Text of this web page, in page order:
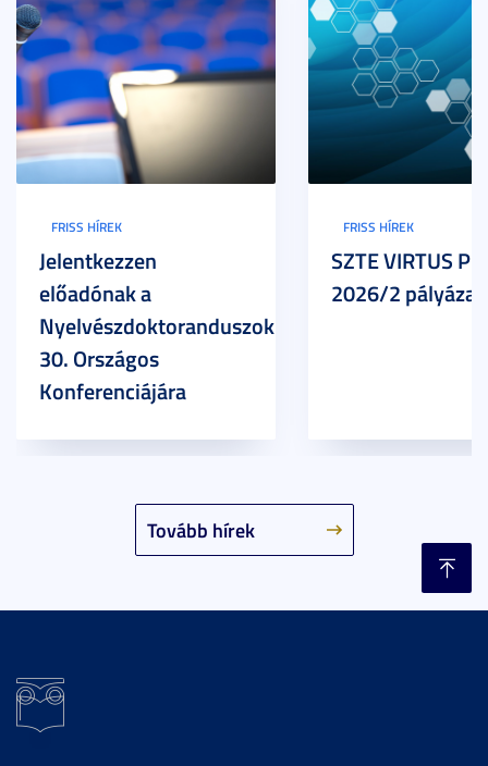
Tovább hírek
FRISS HÍREK
Jelentkezzen
előadónak a
Nyelvészdoktoranduszok
30. Országos
Konferenciájára
FRISS HÍREK
SZTE VIRTUS
2026/2